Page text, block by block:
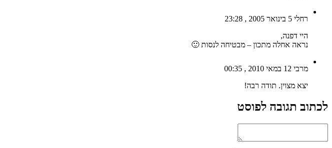
רחלי 5 בינואר 2005 , 23:28
היי דפנה,
נראה אחלה מתכון – מבטיחה לנסות 🙂
מרבי 12 במאי 2010 , 00:35
יצא מצוין. תודה רבה!
לכתוב תגובה לפוסט